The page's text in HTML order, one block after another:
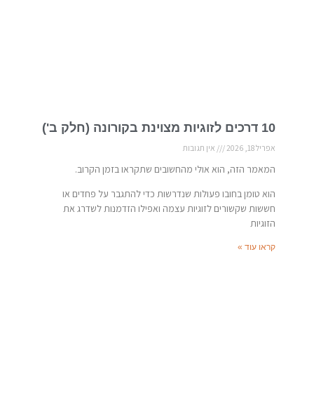
10 דרכים לזוגיות מצוינת בקורונה (חלק ב')
אפריל 18, 2026 אין תגובות
המאמר הזה, הוא אולי מהחשובים שתקראו בזמן הקרוב.
הוא טומן בחובו פעולות שנדרשות כדי להתגבר על פחדים או
חששות שקשורים לזוגיות עצמה ואפילו הזדמנות לשדרג את
הזוגיות
קראו עוד »